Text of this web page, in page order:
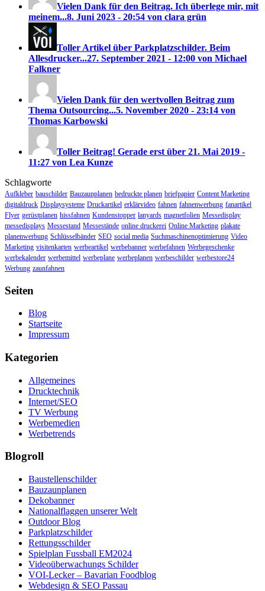
Vielen Dank für den Beitrag. Ich überlege mir, mit
meinem...8. Juni 2023 - 20:54 von clara grün
Toller Artikel über Parkplatzschilder. Beim
Allesdrucker...27. September 2021 - 12:00 von Michael
Falkner
Vielen Dank für den wertvollen Beitrag zum
Thema Outsourcing...5. November 2020 - 23:14 von
Thomas Karbowski
Toller Beitrag! Gerade erst über 21. Mai 2019 -
11:27 von Lea Kunze
Schlagworte
Aufkleber bauschilder Bauzaunplanen bedruckte planen briefpapier Content Marketing
digitaldruck Displaysysteme Druckartikel erklärvideo fahnen fahnenwerbung fanartikel
Flyer gerüstplanen hissfahnen Kundenstopper lanyards magnetfolien Messedisplay
messedisplays Messestand Messestände online druckerei Online Marketing plakate
planenwerbung Schlüsselbänder SEO social media Suchmaschinenoptimierung Video
Marketing visitenkarten werbeartikel werbebanner werbefahnen Werbegeschenke
werbekalender werbemittel werbeplane werbeplanen werbeschilder werbestore24
Werbung zaunfahnen
Seiten
Blog
Startseite
Impressum
Kategorien
Allgemeines
Drucktechnik
Internet/SEO
TV Werbung
Werbemedien
Werbetrends
Blogroll
Baustellenschilder
Bauzaunplanen
Dekobanner
Nationalflaggen unserer Welt
Outdoor Blog
Parkplatzschilder
Rettungsschilder
Spielplan Fussball EM2024
Videoüberwachungs Schilder
VOI-Lecker – Bavarian Foodblog
Webdesign & SEO Passau